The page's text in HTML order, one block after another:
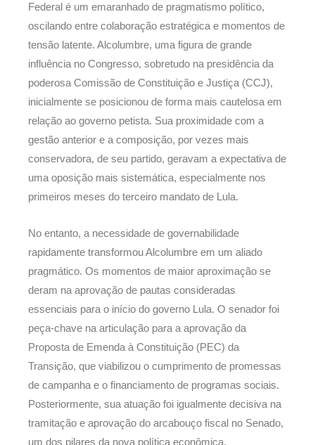
Federal é um emaranhado de pragmatismo político,
oscilando entre colaboração estratégica e momentos de
tensão latente. Alcolumbre, uma figura de grande
influência no Congresso, sobretudo na presidência da
poderosa Comissão de Constituição e Justiça (CCJ),
inicialmente se posicionou de forma mais cautelosa em
relação ao governo petista. Sua proximidade com a
gestão anterior e a composição, por vezes mais
conservadora, de seu partido, geravam a expectativa de
uma oposição mais sistemática, especialmente nos
primeiros meses do terceiro mandato de Lula.
No entanto, a necessidade de governabilidade
rapidamente transformou Alcolumbre em um aliado
pragmático. Os momentos de maior aproximação se
deram na aprovação de pautas consideradas
essenciais para o início do governo Lula. O senador foi
peça-chave na articulação para a aprovação da
Proposta de Emenda à Constituição (PEC) da
Transição, que viabilizou o cumprimento de promessas
de campanha e o financiamento de programas sociais.
Posteriormente, sua atuação foi igualmente decisiva na
tramitação e aprovação do arcabouço fiscal no Senado,
um dos pilares da nova política econômica,